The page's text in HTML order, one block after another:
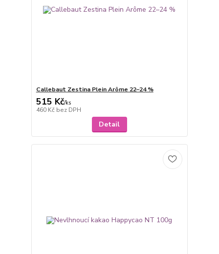
Callebaut Zestina Plein Arôme 22–24 %
515 Kč/ks
460 Kč bez DPH
Detail